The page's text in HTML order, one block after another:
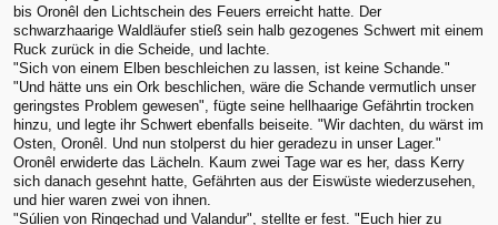
bis Oronêl den Lichtschein des Feuers erreicht hatte. Der
schwarzhaarige Waldläufer stieß sein halb gezogenes Schwert mit einem
Ruck zurück in die Scheide, und lachte.
"Sich von einem Elben beschleichen zu lassen, ist keine Schande."
"Und hätte uns ein Ork beschlichen, wäre die Schande vermutlich unser
geringstes Problem gewesen", fügte seine hellhaarige Gefährtin trocken
hinzu, und legte ihr Schwert ebenfalls beiseite. "Wir dachten, du wärst im
Osten, Oronêl. Und nun stolperst du hier geradezu in unser Lager."
Oronêl erwiderte das Lächeln. Kaum zwei Tage war es her, dass Kerry
sich danach gesehnt hatte, Gefährten aus der Eiswüste wiederzusehen,
und hier waren zwei von ihnen.
"Súlien von Ringechad und Valandur", stellte er fest. "Euch hier zu